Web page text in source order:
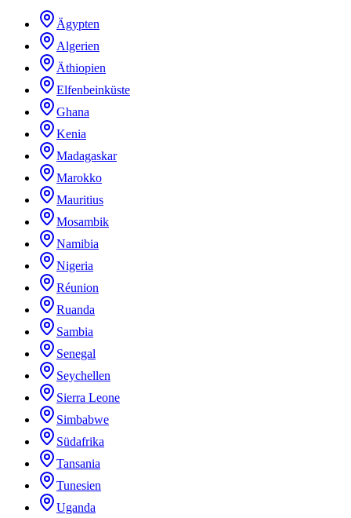
Ägypten
Algerien
Äthiopien
Elfenbeinküste
Ghana
Kenia
Madagaskar
Marokko
Mauritius
Mosambik
Namibia
Nigeria
Réunion
Ruanda
Sambia
Senegal
Seychellen
Sierra Leone
Simbabwe
Südafrika
Tansania
Tunesien
Uganda